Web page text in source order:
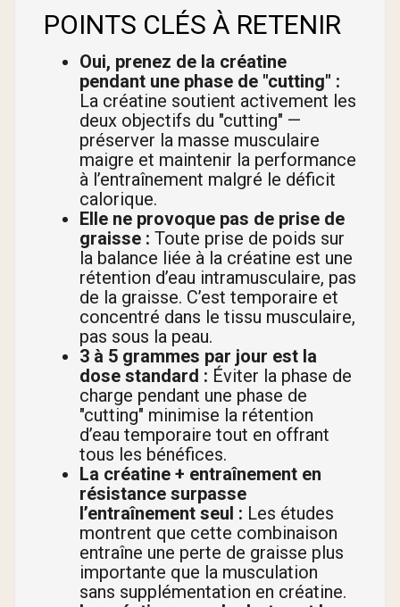
POINTS CLÉS À RETENIR
Oui, prenez de la créatine
pendant une phase de "cutting" :
La créatine soutient activement les
deux objectifs du "cutting" —
préserver la masse musculaire
maigre et maintenir la performance
à l’entraînement malgré le déficit
calorique.
Elle ne provoque pas de prise de
graisse : Toute prise de poids sur
la balance liée à la créatine est une
rétention d’eau intramusculaire, pas
de la graisse. C’est temporaire et
concentré dans le tissu musculaire,
pas sous la peau.
3 à 5 grammes par jour est la
dose standard : Éviter la phase de
charge pendant une phase de
"cutting" minimise la rétention
d’eau temporaire tout en offrant
tous les bénéfices.
La créatine + entraînement en
résistance surpasse
l’entraînement seul : Les études
montrent que cette combinaison
entraîne une perte de graisse plus
importante que la musculation
sans supplémentation en créatine.